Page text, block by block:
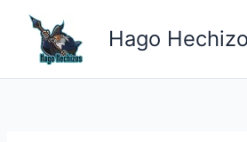
contenido
Hago